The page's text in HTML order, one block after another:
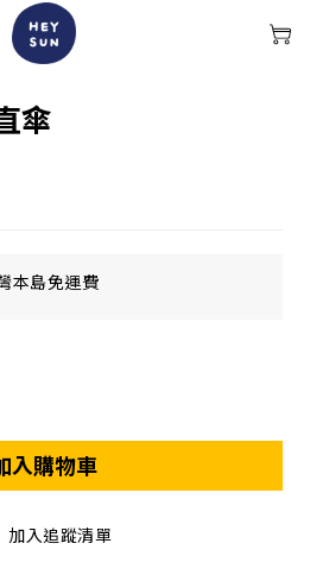
傘
本島免運費
入購物車
加入追蹤清單